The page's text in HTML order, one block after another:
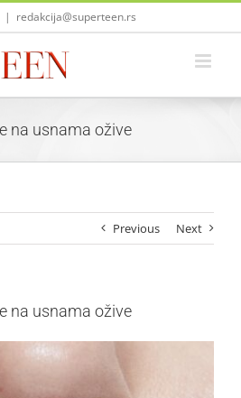
| redakcija@superteen.rs
na usnama ožive
Previous Next
na usnama ožive